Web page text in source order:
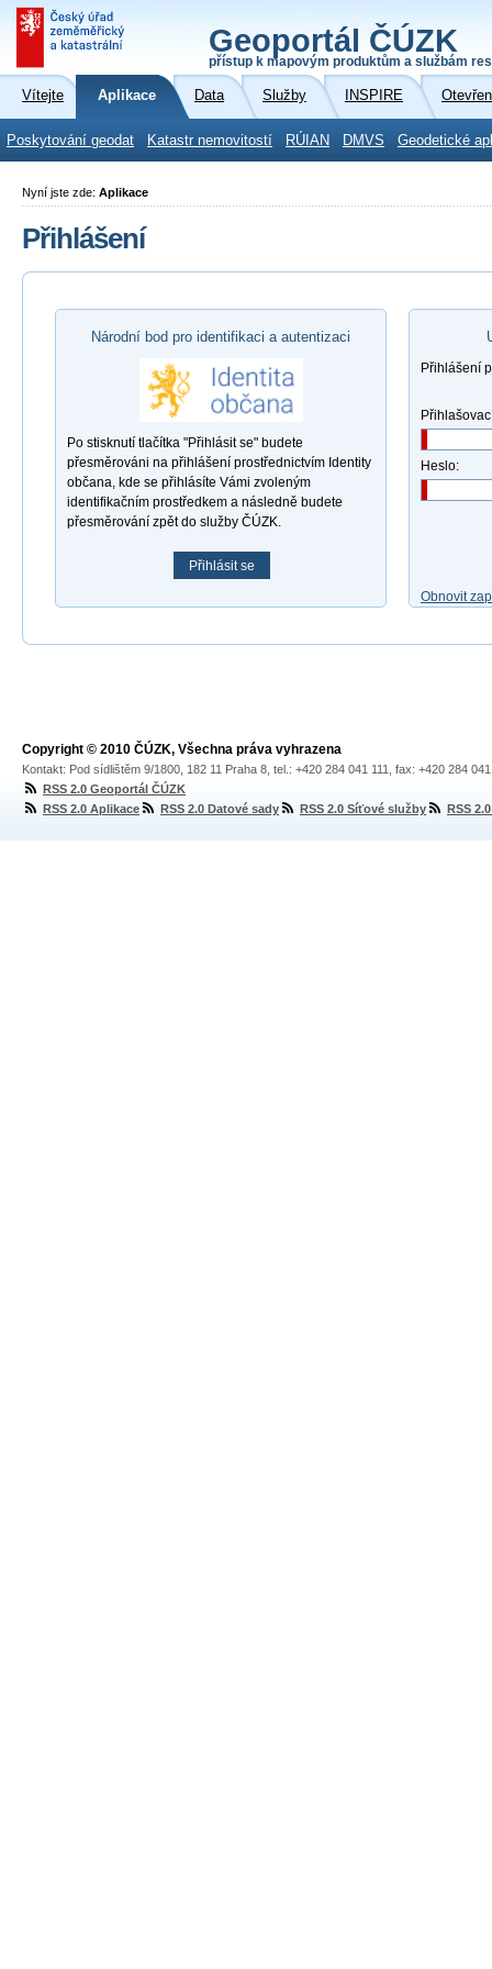
Geoportál ČÚZK
přístup k mapovým produktům a službám
Vítejte Aplikace Data Služby INSPIRE
Poskytování geodat Katastr nemovitostí RÚIAN DMVS Geodetické
Nyní jste zde: Aplikace
Přihlášení
Národní bod pro identifikaci a autentizaci
Po stisknutí tlačítka "Přihlásit se" budete
přesměrováni na přihlášení prostřednictvím Identity
občana, kde se přihlásíte Vámi zvoleným
identifikačním prostředkem a následně budete
přesměrování zpět do služby ČÚZK.
Přihlásit se
Přihlášení
Heslo:
Obnovit
Copyright © 2010 ČÚZK, Všechna práva vyhrazena
Kontakt: Pod sídlištěm 9/1800, 182 11 Praha 8, tel.: +420 284 041 111, fax: +420 284
RSS 2.0 Geoportál ČÚZK
RSS 2.0 Aplikace
RSS 2.0 Datové sady RSS 2.0 Síťové služby RSS